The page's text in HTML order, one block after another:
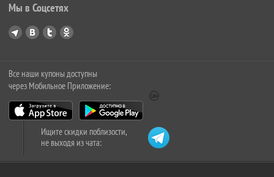
Мы в Соцсетях
Все наши купоны доступны
через Мобильное Приложение:
Ищите скидки поблизости,
не выходя из чата: